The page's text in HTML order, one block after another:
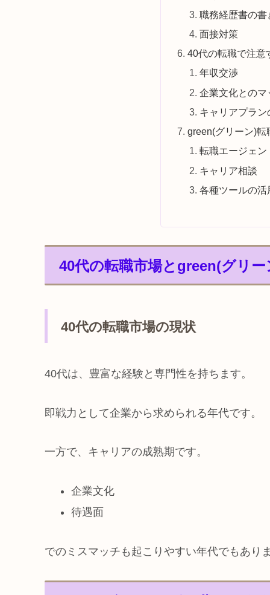
職務経歴書の書
面接対策
40代の転職で注意
年収交渉
企業文化とのマ
キャリアプラン
green(グリーン)転
転職エージェン
キャリア相談
各種ツールの活
40代の転職市場とgreen(グリ
40代の転職市場の現状
40代は、豊富な経験と専門性を持ちます。
即戦力として企業から求められる年代です。
一方で、キャリアの成熟期です。
企業文化
待遇面
でのミスマッチも起こりやすい年代でもあり